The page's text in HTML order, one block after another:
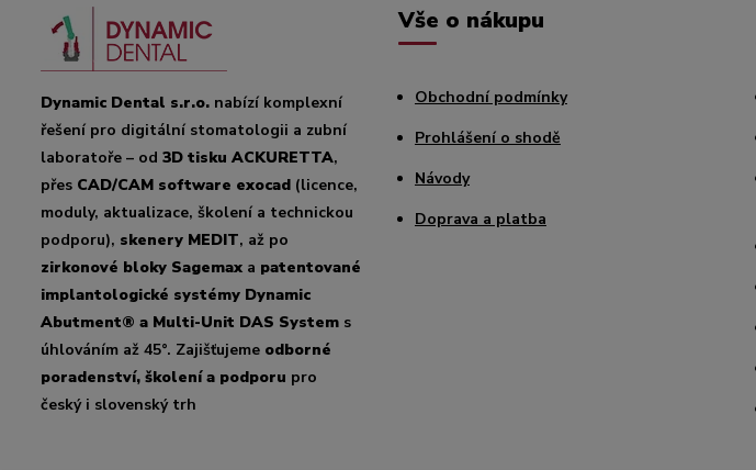
Dynamic Dental s.r.o. nabízí komplexní
řešení pro digitální stomatologii a zubní
laboratoře – od 3D tisku ACKURETTA,
přes CAD/CAM software exocad (licence,
moduly, aktualizace, školení a technickou
podporu), skenery MEDIT, až po
zirkonové bloky Sagemax a patentované
implantologické systémy Dynamic
Abutment® a Multi-Unit DAS System s
úhlováním až 45°. Zajišťujeme odborné
poradenství, školení a podporu pro
český i slovenský trh
Vše o nákupu
Obchodní podmínky
Prohlášení o shodě
Návody
Doprava a platba